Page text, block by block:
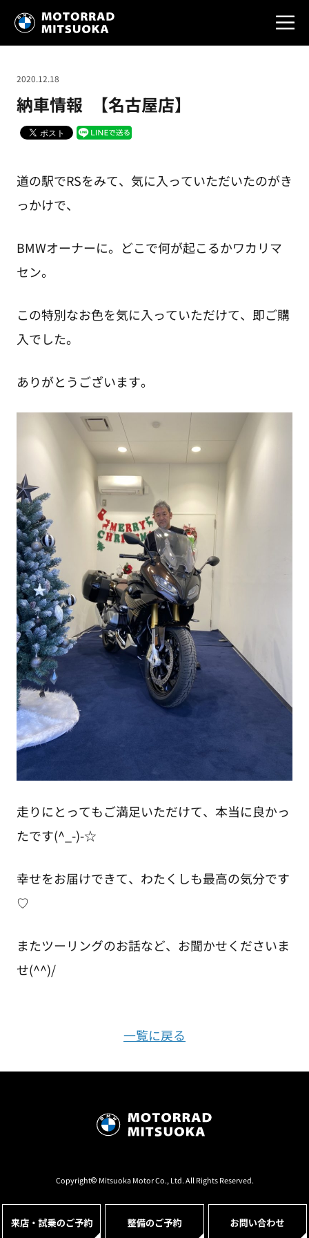
納車情報 【名古屋店】
2020.12.18
道の駅でRSをみて、気に入っていただいたのがき
っかけで、
BMWオーナーに。どこで何が起こるかワカリマ
セン。
この特別なお色を気に入っていただけて、即ご購
入でした。
ありがとうございます。
走りにとってもご満足いただけて、本当に良かっ
たです(^_-)-☆
幸せをお届けできて、わたくしも最高の気分です
♡
またツーリングのお話など、お聞かせくださいま
せ(^^)/
一覧に戻る
Copyright© Mitsuoka Motor Co., Ltd. All Rights Reserved.